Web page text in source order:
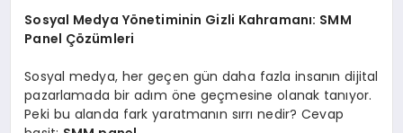
KRIPTO PARA
GEZI & SEYAHAT
Sosyal Medya Yönetiminin Gizli Kahramanı: SMM
Panel Çözümleri
Sosyal medya, her geçen gün daha fazla insanın dijital
pazarlamada bir adım öne geçmesine olanak tanıyor.
Peki bu alanda fark yaratmanın sırrı nedir? Cevap